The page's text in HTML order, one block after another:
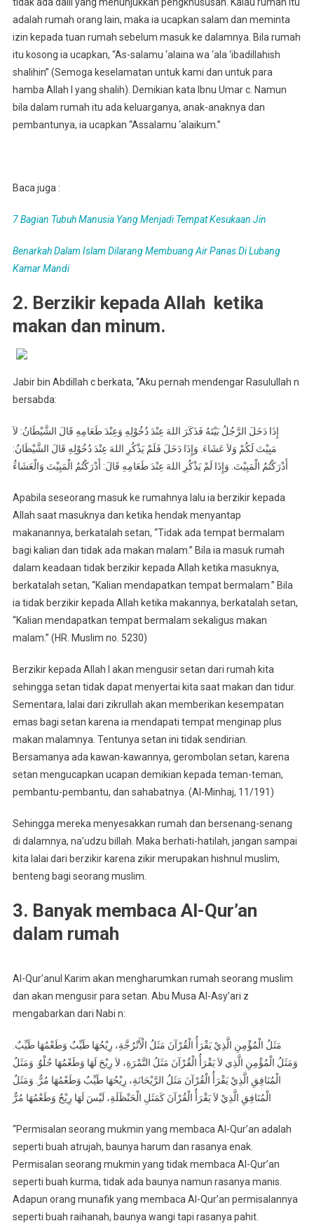
adalah rumah orang lain, maka ia ucapkan salam dan meminta
izin kepada tuan rumah sebelum masuk ke dalamnya. Bila rumah
itu kosong ia ucapkan, “As-salamu ‘alaina wa ‘ala ‘ibadillahish
shalihin” (Semoga keselamatan untuk kami dan untuk para
hamba Allah l yang shalih). Demikian kata Ibnu Umar c. Namun
bila dalam rumah itu ada keluarganya, anak-anaknya dan
pembantunya, ia ucapkan “Assalamu ‘alaikum.”
Baca juga :
7 Bagian Tubuh Manusia Yang Menjadi Tempat Kesukaan Jin
Benarkah Dalam Islam Dilarang Membuang Air Panas Di Lubang
Kamar Mandi
2. Berzikir kepada Allah ketika
makan dan minum.
Jabir bin Abdillah c berkata, “Aku pernah mendengar Rasulullah n
bersabda:
إِذَا دَخَلَ الرَّجُلُ بَيْتَهُ فَذَكَرَ اللهَ عِنْدَ دُخُوْلِهِ وَعِنْدَ طَعَامِهِ قَالَ الشَّيْطَانُ: لاَ
مَبِيْتَ لَكُمْ وَلاَ عَشَاءَ. وَإِذَا دَخَلَ فَلَمْ يَذْكُرِ اللهَ عِنْدَ دُخُوْلِهِ قَالَ الشَّيْطَانُ:
أَدْرَكْتُمُ الْمَبِيْتَ. وَإِذَا لَمْ يَذْكُرِ اللهَ عِنْدَ طَعَامِهِ قَالَ: أَدْرَكْتُمُ الْمَبِيْتَ وَالْعَشَاءَُ
Apabila seseorang masuk ke rumahnya lalu ia berzikir kepada
Allah saat masuknya dan ketika hendak menyantap
makanannya, berkatalah setan, “Tidak ada tempat bermalam
bagi kalian dan tidak ada makan malam.” Bila ia masuk rumah
dalam keadaan tidak berzikir kepada Allah ketika masuknya,
berkatalah setan, “Kalian mendapatkan tempat bermalam.” Bila
ia tidak berzikir kepada Allah ketika makannya, berkatalah setan,
“Kalian mendapatkan tempat bermalam sekaligus makan
malam.” (HR. Muslim no. 5230)
Berzikir kepada Allah l akan mengusir setan dari rumah kita
sehingga setan tidak dapat menyertai kita saat makan dan tidur.
Sementara, lalai dari zikrullah akan memberikan kesempatan
emas bagi setan karena ia mendapati tempat menginap plus
makan malamnya. Tentunya setan ini tidak sendirian.
Bersamanya ada kawan-kawannya, gerombolan setan, karena
setan mengucapkan ucapan demikian kepada teman-teman,
pembantu-pembantu, dan sahabatnya. (Al-Minhaj, 11/191)
Sehingga mereka menyesakkan rumah dan bersenang-senang
di dalamnya, na’udzu billah. Maka berhati-hatilah, jangan sampai
kita lalai dari berzikir karena zikir merupakan hishnul muslim,
benteng bagi seorang muslim.
3. Banyak membaca Al-Qur’an
dalam rumah
Al-Qur’anul Karim akan mengharumkan rumah seorang muslim
dan akan mengusir para setan. Abu Musa Al-Asy’ari z
mengabarkan dari Nabi n:
مَثَلُ الْمُؤْمِنِ الَّذِيْ يَقْرَأُ الْقُرْآنَ مَثَلُ الْأَتْرُجَّةِ، رِيْحُهَا طَيِّبٌ وَطَعْمُهَا طَيِّبٌ.
وَمَثَلُ الْمُؤْمِنِ الَّذِي لاَ يَقْرَأُ الْقُرْآنَ مَثَلُ التَّمْرَةِ، لاَ رِيْحَ لَهَا وَطَعْمُهَا حُلْوٌ. وَمَثَلُ
الْمُنَافِقِ الَّذِيْ يَقْرَأُ الْقُرْآنَ مَثَلُ الرَّيْحَانَةِ، رِيْحُهَا طَيِّبٌ وَطَعْمُهَا مُرٌّ. وَمَثَلُ
الْمُنَافِقِ الَّذِيْ لاَ يَقْرَأُ الْقُرْآنَ كَمَثَلِ الْحَنْظَلَةِ، لَيْسَ لَهَا رِيْحٌ وَطَعْمُهَا مُرٌّ
“Permisalan seorang mukmin yang membaca Al-Qur’an adalah
seperti buah atrujah, baunya harum dan rasanya enak.
Permisalan seorang mukmin yang tidak membaca Al-Qur’an
seperti buah kurma, tidak ada baunya namun rasanya manis.
Adapun orang munafik yang membaca Al-Qur’an permisalannya
seperti buah raihanah, baunya wangi tapi rasanya pahit.